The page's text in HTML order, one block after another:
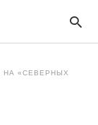
НА «СЕВЕРНЫХ